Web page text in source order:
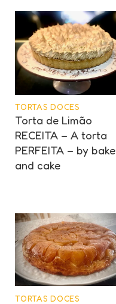
TORTAS DOCES
Torta de Limão
RECEITA – A torta
PERFEITA – by bake
and cake
TORTAS DOCES